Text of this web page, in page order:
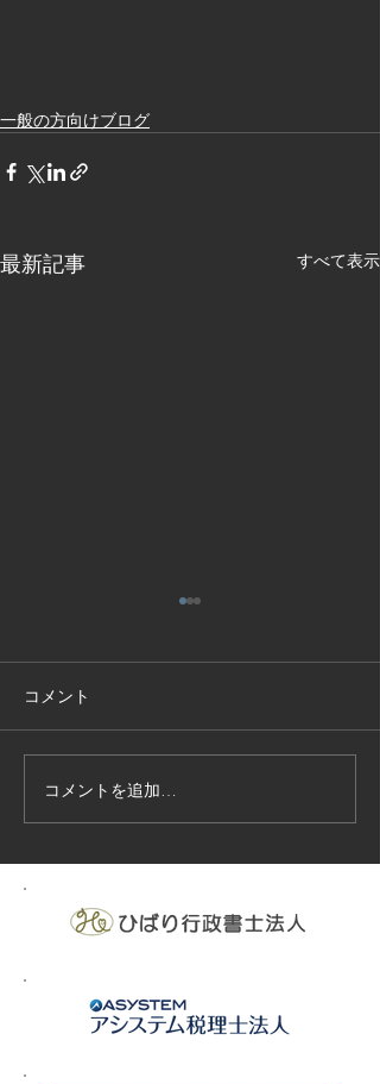
一般の方向けブログ
最新記事 すべて表示
技能実習生１２名入国-フ
ィリピン、ベトナム
コメント
コメントを追加…